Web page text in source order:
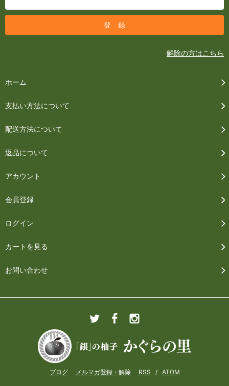
解除の方はこちら
ホーム
支払い方法について
配送方法について
返品について
アカウント
会員登録
ログイン
カートを見る
お問い合わせ
ブログ メルマガ登録・解除 RSS / ATOM